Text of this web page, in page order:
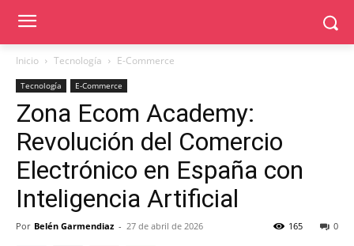
Inicio Tecnología E-Commerce
Tecnología E-Commerce
Zona Ecom Academy:
Revolución del Comercio
Electrónico en España con
Inteligencia Artificial
Por Belén Garmendiaz - 27 de abril de 2026 0
165